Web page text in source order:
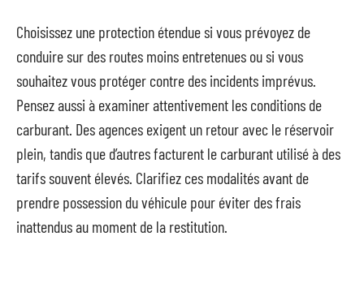
Choisissez une protection étendue si vous prévoyez de
conduire sur des routes moins entretenues ou si vous
souhaitez vous protéger contre des incidents imprévus.
Pensez aussi à examiner attentivement les conditions de
carburant. Des agences exigent un retour avec le réservoir
plein, tandis que d’autres facturent le carburant utilisé à des
tarifs souvent élevés. Clarifiez ces modalités avant de
prendre possession du véhicule pour éviter des frais
inattendus au moment de la restitution.